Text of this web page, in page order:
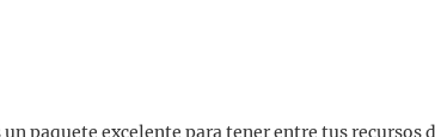
paquete excelente para tener entre tus recursos